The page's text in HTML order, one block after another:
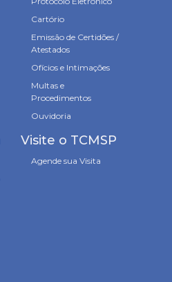
Cartório
Emissão de Certidões /
Atestados
Ofícios e Intimações
Multas e
Procedimentos
Ouvidoria
Visite o TCMSP
Agende sua Visita